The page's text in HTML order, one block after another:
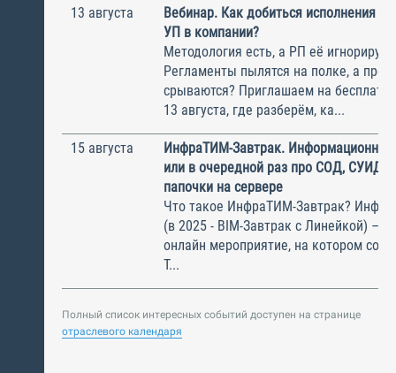
13 августа
Вебинар. Как добиться исполнения
УП в компании?
Методология есть, а РП её
Регламенты пылятся на полке, а
срываются? Приглашаем на
13 августа, где разберём, ка...
15 августа
ИнфраТИМ-Завтрак.
или в очередной раз про СОД, СУИД и
папочки на сервере
Что такое ИнфраТИМ-Завтрак?
(в 2025 - BIM-Завтрак с Линейкой) –
онлайн мероприятие, на котором
Т...
Полный список интересных событий доступен на странице
отраслевого календаря